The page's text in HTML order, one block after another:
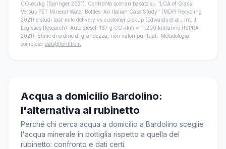
CO₂eq/kg (Springer 2021). Confronto scenari basato su "LCA of Glass
Versus PET Mineral Water Bottles: An Italian Case Study" (MDPI Recycling
2021) e studi last-mile delivery vs customer pickup (Edwards et al., Int. J.
Logistics Research). Auto diesel: 167 g CO₂/km × 11.200 km/anno (ISPRA
2021). Stime di ordine di grandezza, non valori puntuali. Metodologia
completa: dati@fontilio.it
Acqua a domicilio Bardolino:
l'alternativa al rubinetto
Perché chi cerca acqua a domicilio a Bardolino sceglie
l'acqua minerale in bottiglia rispetto a quella del
rubinetto: confronto e dati certi.